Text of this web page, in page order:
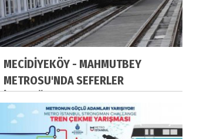
MECİDİYEKÖY - MAHMUTBEY
METROSU'NDA SEFERLER
BAŞLADI